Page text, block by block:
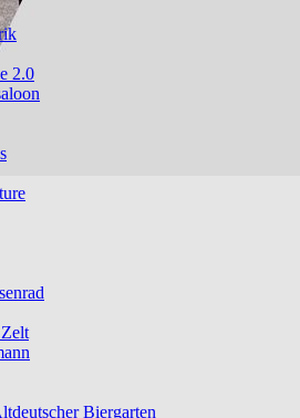
2.0
Biergarten